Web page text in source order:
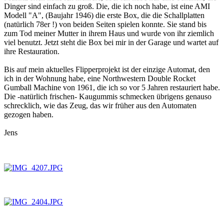
Dinger sind einfach zu groß. Die, die ich noch habe, ist eine AMI
Modell "A", (Baujahr 1946) die erste Box, die die Schallplatten
(natürlich 78er !) von beiden Seiten spielen konnte. Sie stand bis
zum Tod meiner Mutter in ihrem Haus und wurde von ihr ziemlich
viel benutzt. Jetzt steht die Box bei mir in der Garage und wartet auf
ihre Restauration.
Bis auf mein aktuelles Flipperprojekt ist der einzige Automat, den
ich in der Wohnung habe, eine Northwestern Double Rocket
Gumball Machine von 1961, die ich so vor 5 Jahren restauriert habe.
Die -natürlich frischen- Kaugummis schmecken übrigens genauso
schrecklich, wie das Zeug, das wir früher aus den Automaten
gezogen haben.
Jens